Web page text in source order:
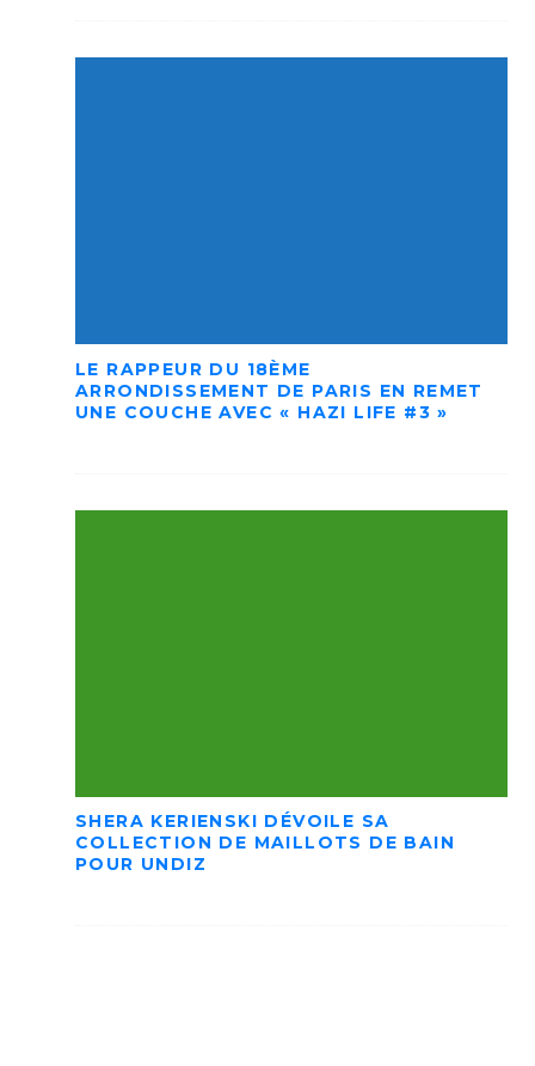
LE RAPPEUR DU 18ÈME
ARRONDISSEMENT DE PARIS EN REMET
UNE COUCHE AVEC « HAZI LIFE #3 »
SHERA KERIENSKI DÉVOILE SA
COLLECTION DE MAILLOTS DE BAIN
POUR UNDIZ